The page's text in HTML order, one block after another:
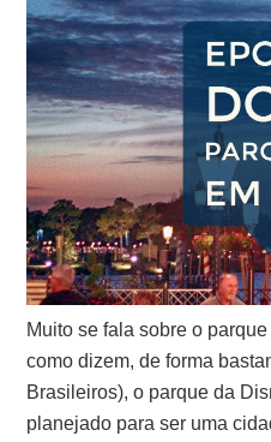
Muito se fala sobre o
como dizem, de forma
Brasileiros), o parque da
planejado para ser uma